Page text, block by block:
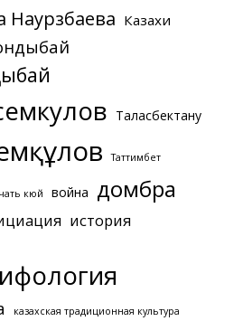
Наурзбаева Казахи
Таласбектану
Таттимбет
кюй война домбра
история
казахская традиционная культура